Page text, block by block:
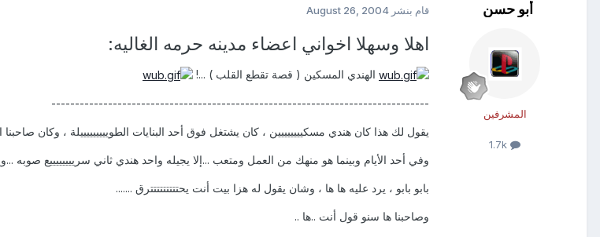
أبو حسن
المشرفين
قام بنشر August 26, 2004
اهلا وسهلا اخواني اعضاء مدينه حرمه الغاليه:
الهندي المسكين ( قصة تقطع القلب ) ...!
--------------------------------------------------------------------------------
يقول لك هذا كان هندي مسكيييييييين ، كان يشتغل فوق أحد البنايات الطويييييييييلة ، وكان
وفي أحد الأيام وبينما هو منهك من العمل ومتعب ...إلا يجيله واحد هندي ثاني سرييييييييع صوبه
بابو بابو ، يرد عليه ها ها ، وشان يقول له هزا بيت أنت يحتتتتتتتتترق .......
وصاحبنا ها سنو قول أنت ..ها ..